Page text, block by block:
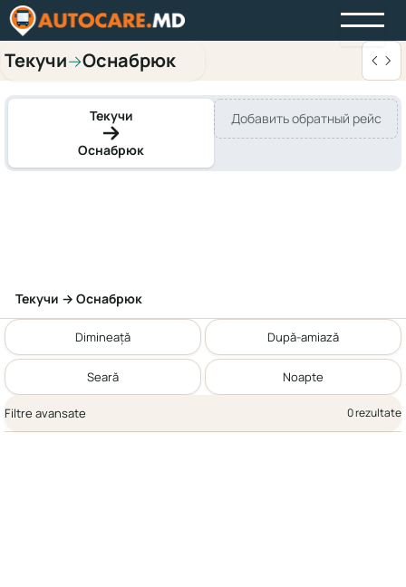
Текучи→Оснабрюк
Текучи
Оснабрюк
Добавить обратный рейс
Текучи → Оснабрюк
Dimineață După-amiază
Seară Noapte
Filtre avansate 0 rezultate